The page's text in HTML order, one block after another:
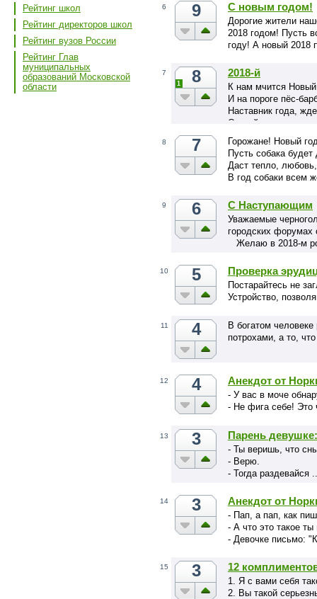
Рейтинг школ
Рейтинг директоров школ
Рейтинг вузов России
Рейтинг Глав
муниципальных
образований Московской
области
Новы…
6 9 С новым годом!
Дорогие жители
2018 годом! Пусть
году! А новый 2018
7 8
1
2018-й
К нам мчится
И на пороге пёс-
Наставник года,
Открой же дверь
Принес он много
Триумфа и тепла…
8 7
Горожане! Новый
Пусть собака
Даст тепло,
В год собаки всем
9 6 С Наступающим
Уважаемые
городских форумах
Желаю в 2018-м
10 5 Проверка
Постарайтесь не
Устройство,
11 4
В богатом
потрохами, а то,
12 4 Анекдот от
- У вас в моче
- Не фига себе! Это
13 3 Парень девушке:
- Ты веришь, что
- Верю.
- Тогда раздевайся
14 3 Анекдот от
- Пап, а пап, как
- А что это такое
- Девочке письмо:
15 3 12
1. Я с вами себя
2. Вы такой